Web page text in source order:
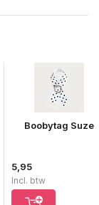
Uitverkocht
Boobytag Suze
5,95
Incl. btw